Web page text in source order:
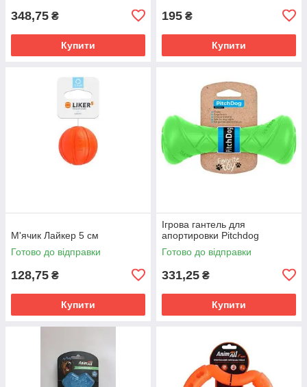
348,75 ₴
Купити
195 ₴
Купити
М'ячик Лайкер 5 см
Готово до відправки
128,75 ₴
Купити
Ігрова гантель для
апортировки Pitchdog
Готово до відправки
331,25 ₴
Купити